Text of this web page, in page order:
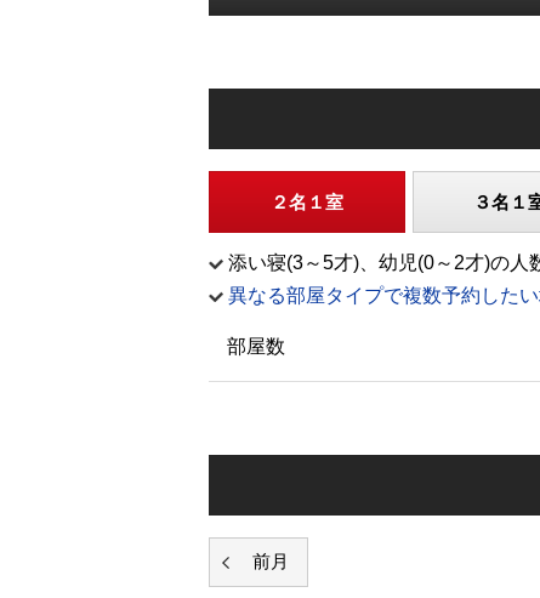
２名１室 ３名１
添い寝(3～5才)、幼児(0～2才)の人
異なる部屋タイプで複数予約した
部屋数